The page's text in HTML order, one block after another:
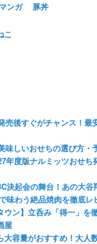
マンガ
豚丼
こ
売後すぐがチャンス！
味しいおせちの選び方・
年度版ナルミッツおせ
決起会の舞台！あの大
味わう絶品焼肉を徹底レ
ウン】立呑み「得一」を
屋
大容量がおすすめ！大人